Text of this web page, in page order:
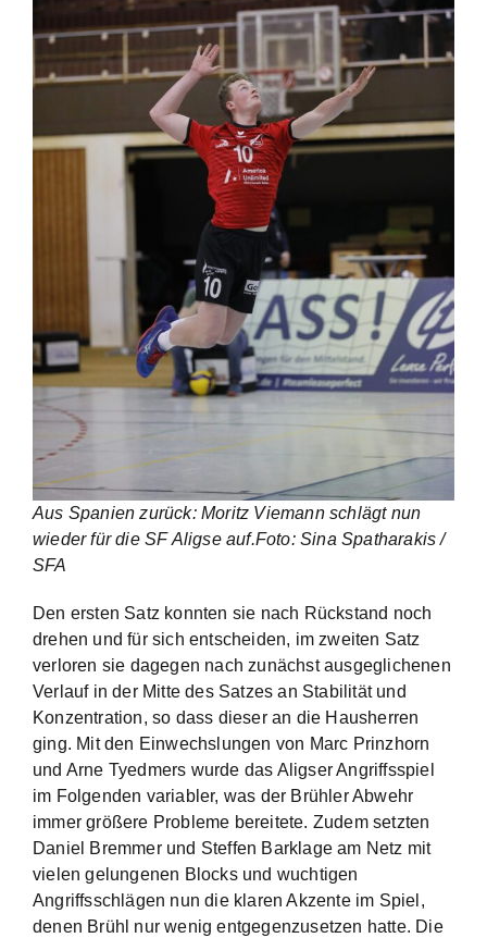
Aus Spanien zurück: Moritz Viemann schlägt nun
wieder für die SF Aligse auf.Foto: Sina Spatharakis /
SFA
Den ersten Satz konnten sie nach Rückstand noch
drehen und für sich entscheiden, im zweiten Satz
verloren sie dagegen nach zunächst ausgeglichenen
Verlauf in der Mitte des Satzes an Stabilität und
Konzentration, so dass dieser an die Hausherren
ging. Mit den Einwechslungen von Marc Prinzhorn
und Arne Tyedmers wurde das Aligser Angriffsspiel
im Folgenden variabler, was der Brühler Abwehr
immer größere Probleme bereitete. Zudem setzten
Daniel Bremmer und Steffen Barklage am Netz mit
vielen gelungenen Blocks und wuchtigen
Angriffsschlägen nun die klaren Akzente im Spiel,
denen Brühl nur wenig entgegenzusetzen hatte. Die